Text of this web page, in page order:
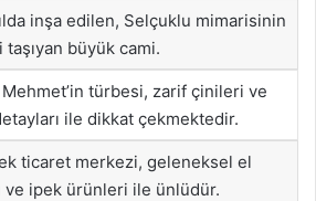
inşa edilen, Selçuklu mimarisinin
büyük cami.
türbesi, zarif çinileri ve
ile dikkat çekmektedir.
ticaret merkezi, geleneksel el
ve ipek ürünleri ile ünlüdür.